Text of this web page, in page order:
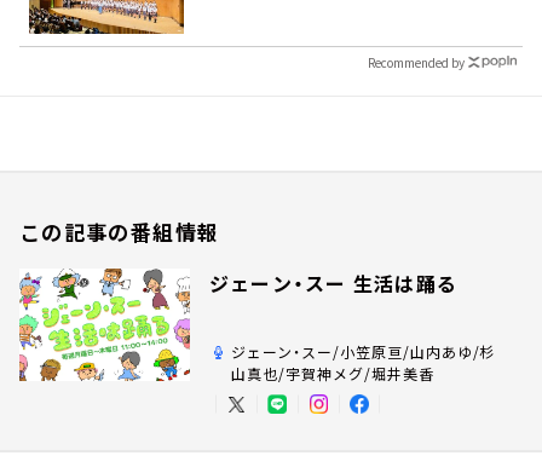
Recommended by
この記事の番組情報
ジェーン・スー 生活は踊る
ジェーン・スー/小笠原亘/山内あゆ/杉
山真也/宇賀神メグ/堀井美香